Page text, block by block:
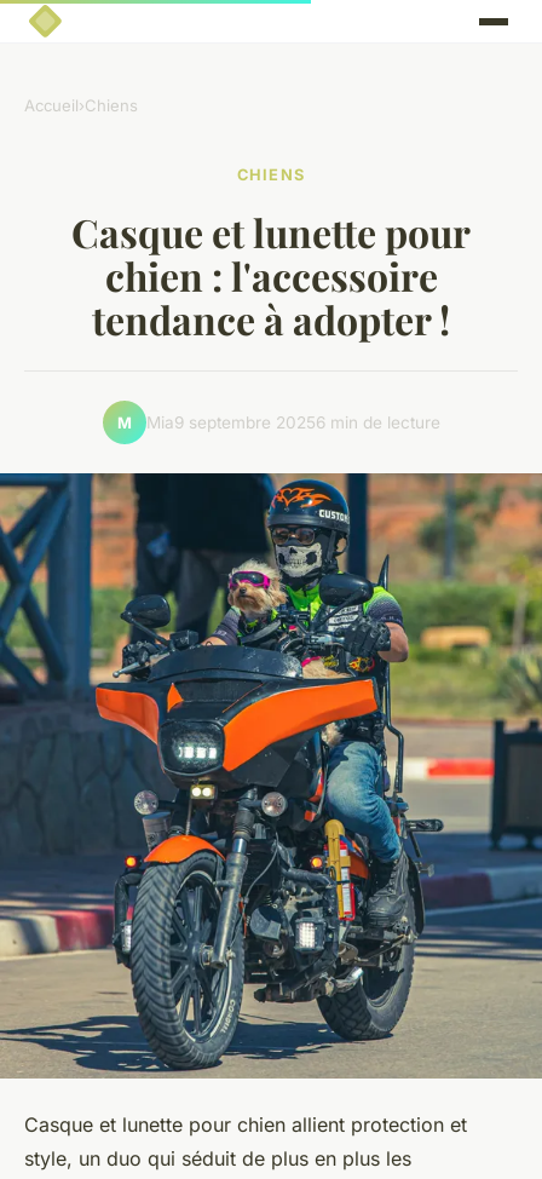
Accueil›Chiens
CHIENS
Casque et lunette pour
chien : l'accessoire
tendance à adopter !
M Mia9 septembre 20256 min de lecture
Casque et lunette pour chien allient protection et
style, un duo qui séduit de plus en plus les